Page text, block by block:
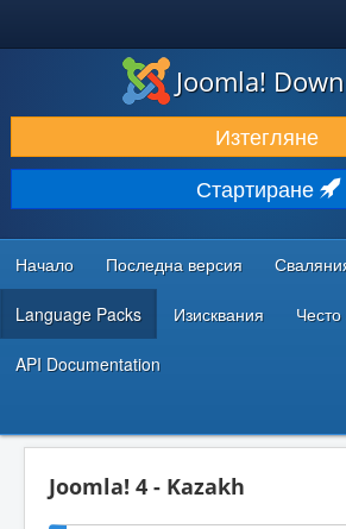
ИЗТЕГЛЯНЕ & РАЗШИРЯВАНЕ
ОТКРИВАЙТЕ & УЧЕТЕ
ОБЩНОСТ & ПОДДРЪЖКА
РЕСУРСИ ЗА РАЗРАБОТКА
Joomla!
Изтегляне
Стартиране
Начало Последна версия
Language Packs Изисквания
API Documentation
Joomla! 4 - Kazakh